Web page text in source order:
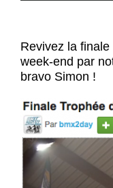
Revivez la
week-end par
bravo Simon !